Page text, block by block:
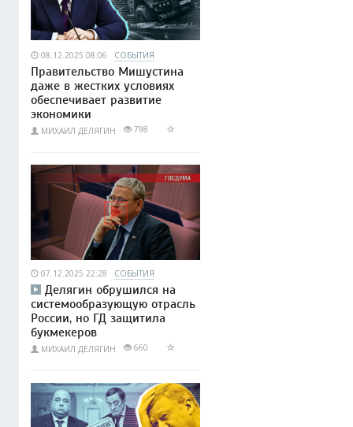
08.12.2025 08:06 СОБЫТИЯ
Правительство Мишустина
даже в жестких условиях
обеспечивает развитие
экономики
МИХАИЛ ДЕЛЯГИН 798
07.12.2025 22:28 СОБЫТИЯ
Делягин обрушился на
системообразующую отрасль
России, но ГД защитила
букмекеров
МИХАИЛ ДЕЛЯГИН 660